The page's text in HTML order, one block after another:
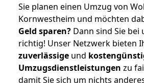
Sie planen einen Umzug von
Kornwestheim und möchten
Geld sparen? Dann sind Sie bei
richtig! Unser Netzwerk bieten
zuverlässige und
Umzugsdienstleistungen zu
damit Sie sich um nichts